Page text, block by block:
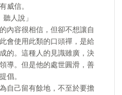
威信。
人說」
容很相信，但卻不想讓自
會使用此類的口頭禪，是給
的。這種人的見識雖廣，決
導。但是他的處世圓滑，善
倡。
己留有餘地，不至於要擔